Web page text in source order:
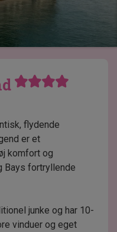
flydende
er et
komfort og
Bays fortryllende
junke og har 10-
vinduer og eget